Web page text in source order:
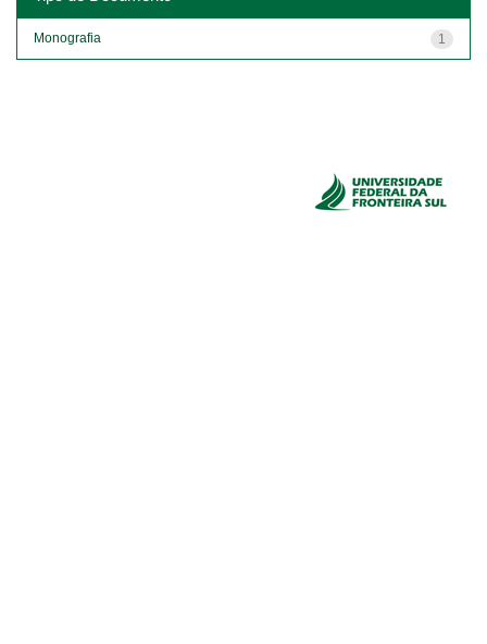
1
Monografia